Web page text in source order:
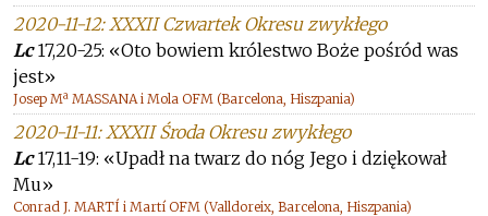
2020-11-12: XXXII Czwartek Okresu zwykłego
Lc17,20-25: «Oto bowiem królestwo Boże pośród was
jest»
Josep Mª MASSANA i Mola OFM (Barcelona, Hiszpania)
2020-11-11: XXXII Środa Okresu zwykłego
Lc17,11-19: «Upadł na twarz do nóg Jego i dziękował
Mu»
Conrad J. MARTÍ i Martí OFM (Valldoreix, Barcelona, Hiszpania)